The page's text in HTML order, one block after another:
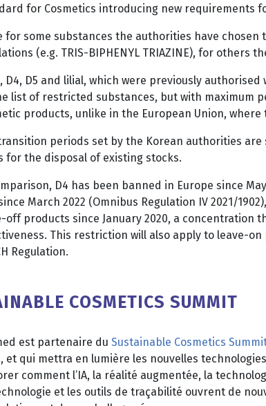
for Cosmetics introducing new requirements
for some substances the authorities have chosen
(e.g. TRIS-BIPHENYL TRIAZINE), for others
D4, D5 and lilial, which were previously
list of restricted substances, but with maximum
products, unlike in the European Union,
periods set by the Korean authorities
for the disposal of existing stocks.
D4 has been banned in Europe since
March 2022 (Omnibus Regulation IV 2021/
off products since January 2020, a concentration
This restriction will also apply to leave-
Regulation.
COSMETICS SUMMIT
est partenaire du Sustainable Cosmetics
et qui mettra en lumière les nouvelles
comment l’IA, la réalité augmentée, la
et les outils de traçabilité ouvrent de